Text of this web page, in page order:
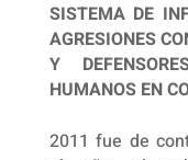
SISTEMA DE
AGRESIONES
Y
HUMANOS EN
2011 fue de